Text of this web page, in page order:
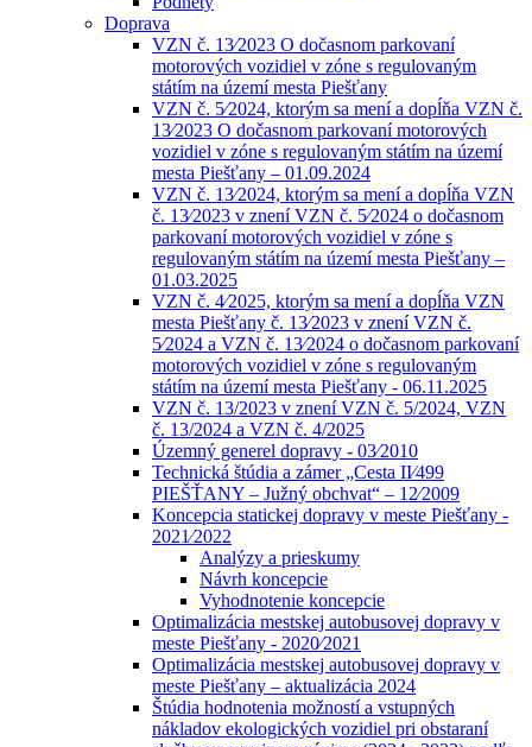
Doprava
VZN č. 13⁄2023 O dočasnom parkovaní
motorových vozidiel v zóne s regulovaným
státím na území mesta Piešťany
VZN č. 5⁄2024, ktorým sa mení a dopĺňa VZN č.
13⁄2023 O dočasnom parkovaní motorových
vozidiel v zóne s regulovaným státím na území
mesta Piešťany – 01.09.2024
VZN č. 13⁄2024, ktorým sa mení a dopĺňa VZN
č. 13⁄2023 v znení VZN č. 5⁄2024 o dočasnom
parkovaní motorových vozidiel v zóne s
regulovaným státím na území mesta Piešťany –
01.03.2025
VZN č. 4⁄2025, ktorým sa mení a dopĺňa VZN
mesta Piešťany č. 13⁄2023 v znení VZN č.
5⁄2024 a VZN č. 13⁄2024 o dočasnom parkovaní
motorových vozidiel v zóne s regulovaným
státím na území mesta Piešťany - 06.11.2025
VZN č. 13/2023 v znení VZN č. 5/2024, VZN
č. 13/2024 a VZN č. 4/2025
Územný generel dopravy - 03⁄2010
Technická štúdia a zámer „Cesta II⁄499
PIEŠŤANY – Južný obchvat“ – 12⁄2009
Koncepcia statickej dopravy v meste Piešťany -
2021⁄2022
Analýzy a prieskumy
Návrh koncepcie
Vyhodnotenie koncepcie
Optimalizácia mestskej autobusovej dopravy v
meste Piešťany - 2020⁄2021
Optimalizácia mestskej autobusovej dopravy v
meste Piešťany – aktualizácia 2024
Štúdia hodnotenia možností a vstupných
nákladov ekologických vozidiel pri obstaraní